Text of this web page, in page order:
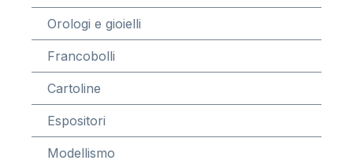
Orologi e gioielli
Francobolli
Cartoline
Espositori
Modellismo